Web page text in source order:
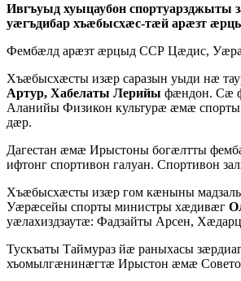
Ивгъуыд хуыцаубон
уæгъдибар хъæбысхæс-тæй арæзт
Фембæлд арæзт æрцыд ССР Цæдис,
Хъæбысхæсты изæр саразын уыди нæ
Артур, Хабелаты Лерийы фæндон. Сæ
Аланийы Физикон культурæ æмæ
дæр.
Дагестан æмæ Ирыстоны богæлтты
ифтонг спортивон галуан. Спортивон
Хъæбысхæсты изæр гом кæныны
Уæрæсейы спорты министры хæдивæг
уæлахиздзаутæ: Фадзайты Арсен,
Тускъаты Таймураз йæ раныхасы
хъомылгæнинæгтæ Ирыстон æмæ